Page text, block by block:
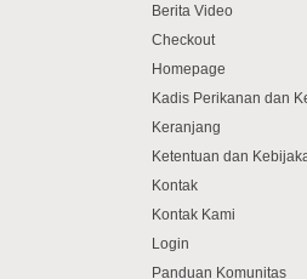
Berita Video
Checkout
Homepage
Kadis Perikanan dan
Keranjang
Ketentuan dan
Kontak
Kontak Kami
Login
Panduan Komunitas